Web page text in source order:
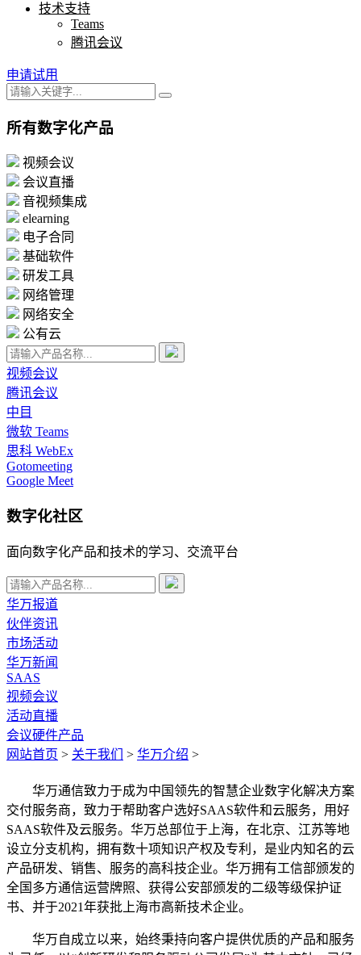
技术支持
Teams
腾讯会议
申请试用
所有数字化产品
视频会议
会议直播
音视频集成
elearning
电子合同
基础软件
研发工具
网络管理
网络安全
公有云
视频会议
腾讯会议
中目
微软 Teams
思科 WebEx
Gotomeeting
Google Meet
数字化社区
面向数字化产品和技术的学习、交流平台
华万报道
伙伴资讯
市场活动
华万新闻
SAAS
视频会议
活动直播
会议硬件产品
网站首页 > 关于我们 > 华万介绍 >
华万通信致力于成为中国领先的智慧企业数字化解决方案
交付服务商，致力于帮助客户选好SAAS软件和云服务，用好
SAAS软件及云服务。华万总部位于上海，在北京、江苏等地
设立分支机构，拥有数十项知识产权及专利，是业内知名的云
产品研发、销售、服务的高科技企业。华万拥有工信部颁发的
全国多方通信运营牌照、获得公安部颁发的二级等级保护证
书、并于2021年获批上海市高新技术企业。
华万自成立以来，始终秉持向客户提供优质的产品和服务